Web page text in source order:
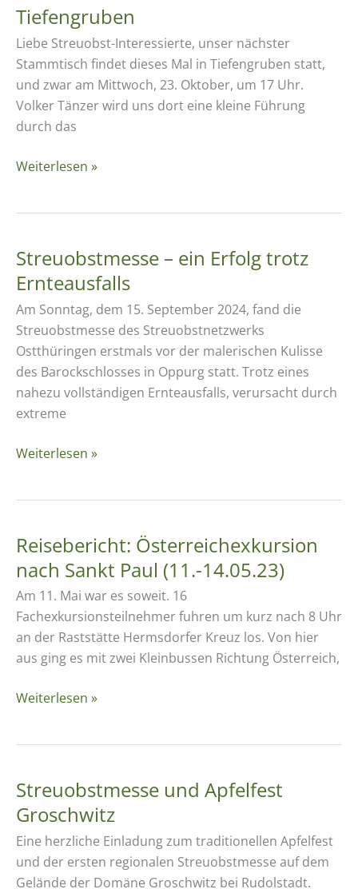
02.11.2024,
Pfarrei
Krölpa
Tiefengruben
Liebe Streuobst-Interessierte, unser nächster
Stammtisch findet dieses Mal in Tiefengruben statt,
und zwar am Mittwoch, 23. Oktober, um 17 Uhr.
Volker Tänzer wird uns dort eine kleine Führung
durch das
Streuobststammtisch
Weiterlesen »
Streuobstmesse – ein Erfolg trotz
Ernteausfalls
Am Sonntag, dem 15. September 2024, fand die
Streuobstmesse des Streuobstnetzwerks
Ostthüringen erstmals vor der malerischen Kulisse
des Barockschlosses in Oppurg statt. Trotz eines
nahezu vollständigen Ernteausfalls, verursacht durch
extreme
Streuobstmesse
trotz
Ernteausfalls
Weiterlesen »
Reisebericht: Österreichexkursion
nach Sankt Paul (11.-14.05.23)
Am 11. Mai war es soweit. 16
Fachexkursionsteilnehmer fuhren um kurz nach 8 Uhr
an der Raststätte Hermsdorfer Kreuz los. Von hier
aus ging es mit zwei Kleinbussen Richtung Österreich,
Reisebericht:
Paul
(11.-14.05.23)
Weiterlesen »
Streuobstmesse und Apfelfest
Groschwitz
Eine herzliche Einladung zum traditionellen Apfelfest
und der ersten regionalen Streuobstmesse auf dem
Gelände der Domäne Groschwitz bei Rudolstadt.